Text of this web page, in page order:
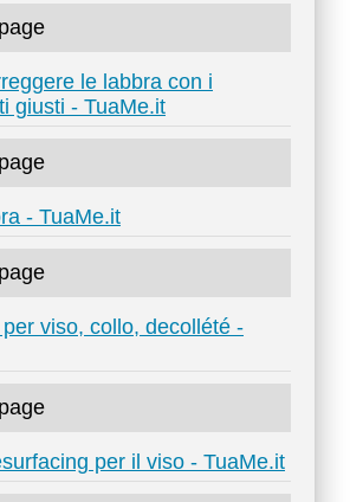
le labbra con i
giusti - TuaMe.it
- TuaMe.it
viso, collo, decollété -
per il viso - TuaMe.it